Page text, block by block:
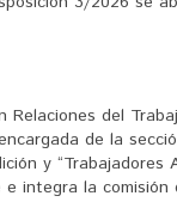
Relaciones del
de la
y
integra la